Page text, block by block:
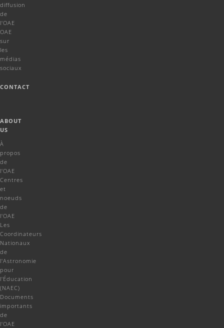
diffusion
de
l'OAE
OAE
sur
les
médias
sociaux
CONTACT
ABOUT
US
À
propos
de
l'OAE
Centres
et
noeuds
de
l'OAE
Les
Coordinateurs
Nationaux
de
l'Astronomie
pour
l'Éducation
(NAEC)
Documents
importants
de
l'OAE